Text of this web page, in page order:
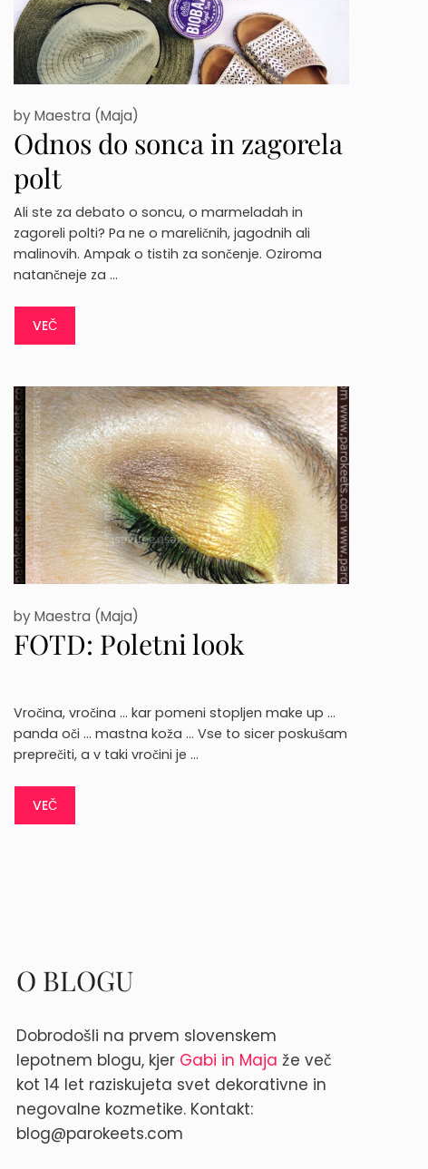
Odnos do sonca in zagorela
polt
byMaestra (Maja)
Ali ste za debato o soncu, o marmeladah in
zagoreli polti? Pa ne o mareličnih, jagodnih ali
malinovih. Ampak o tistih za sončenje. Oziroma
natančneje za …
VEČ
FOTD: Poletni look
byMaestra (Maja)
Vročina, vročina … kar pomeni stopljen make up …
panda oči … mastna koža … Vse to sicer poskušam
preprečiti, a v taki vročini je …
VEČ
O BLOGU
Dobrodošli na prvem slovenskem
lepotnem blogu, kjer Gabi in Maja že več
kot 14 let raziskujeta svet dekorativne in
negovalne kozmetike. Kontakt:
blog@parokeets.com